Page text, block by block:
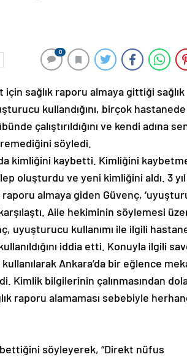
0
için sağlık raporu almaya gittiği sağlık
kullandığını, birçok hastanede
çalıştırıldığını ve kendi adına
söyledi.
kimliğini kaybetti. Kimliğini
oluşturdu ve yeni kimliğini aldı. 3 yıl
almaya giden Güvenç,
karşılaştı. Aile hekiminin söylemesi
uyuşturucu kullanımı ile ilgili
iddia etti. Konuyla ilgili
Ankara’da bir eğlence
Kimlik bilgilerinin çalınmasından
raporu alamaması sebebiyle
söyleyerek, “Direkt nüfus